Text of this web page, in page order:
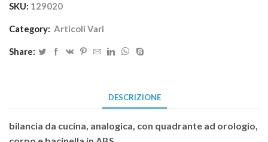
SKU: 129020
Category: Articoli Vari
Share:
DESCRIZIONE
bilancia da cucina, analogica, con quadrante ad orologio,